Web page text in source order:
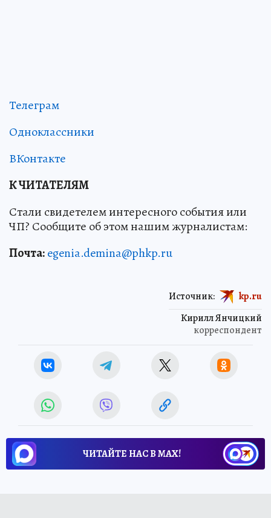
Телеграм
Одноклассники
ВКонтакте
К ЧИТАТЕЛЯМ
Стали свидетелем интересного события или
ЧП? Сообщите об этом нашим журналистам:
Почта:egenia.demina@phkp.ru
Кирилл Янчицкий
корреспондент
Источник: kp.ru
ЧИТАЙТЕ НАС В МАХ!